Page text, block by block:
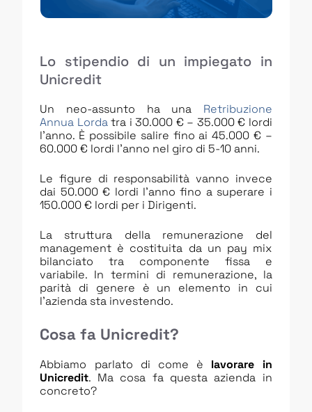
Lo stipendio di un impiegato in
Unicredit
Un neo-assunto ha una Retribuzione
Annua Lordatra i 30.000 € – 35.000 € lordi
l’anno. È possibile salire fino ai 45.000 € –
60.000 € lordi l’anno nel giro di 5-10 anni.
Le figure di responsabilità vanno invece
dai 50.000 € lordi l’anno fino a superare i
150.000 € lordi per i Dirigenti.
La struttura della remunerazione del
management è costituita da un pay mix
bilanciato tra componente fissa e
variabile. In termini di remunerazione, la
parità di genere è un elemento in cui
l’azienda sta investendo.
Cosa fa Unicredit?
Abbiamo parlato di come è lavorare in
Unicredit. Ma cosa fa questa azienda in
concreto?